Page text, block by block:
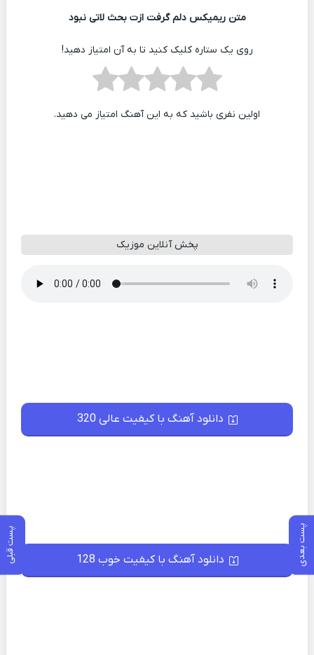
پست بعدی پست قبلی
متن ریمیکس دلم گرفت ازت بحث لاتی نبود
روی یک ستاره کلیک کنید تا به آن امتیاز دهید!
اولین نفری باشید که به این آهنگ امتیاز می دهید.
پخش آنلاین موزیک
دانلود آهنگ با کیفیت عالی 320
دانلود آهنگ با کیفیت خوب 128